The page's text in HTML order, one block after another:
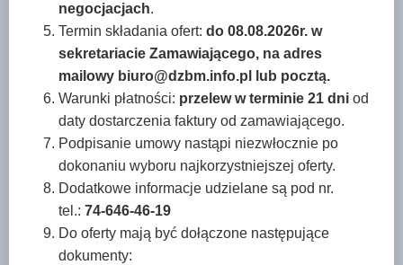
negocjacjach.
Termin składania ofert: do 08.08.2026r. w
sekretariacie Zamawiającego, na adres
mailowy biuro@dzbm.info.pl lub pocztą.
Warunki płatności: przelew w terminie 21 dni od
daty dostarczenia faktury od zamawiającego.
Podpisanie umowy nastąpi niezwłocznie po
dokonaniu wyboru najkorzystniejszej oferty.
Dodatkowe informacje udzielane są pod nr.
tel.: 74-646-46-19
Do oferty mają być dołączone następujące
dokumenty: